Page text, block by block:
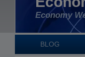
Economy
BLOG